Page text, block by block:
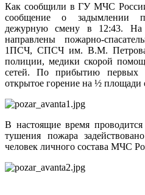
Как сообщили в ГУ МЧС России
сообщение о задымлении
дежурную смену в 12:43. На
направлены пожарно-
1ПСЧ, СПСЧ им. В.М.
полиции, медики скорой
сетей. По прибытию первых
открытое горение на ½ площади
В настоящие время
тушения пожара
человек личного состава МЧС